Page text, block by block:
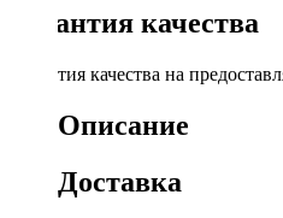
Гарантия качества
Гарантия качества на
Описание
Доставка